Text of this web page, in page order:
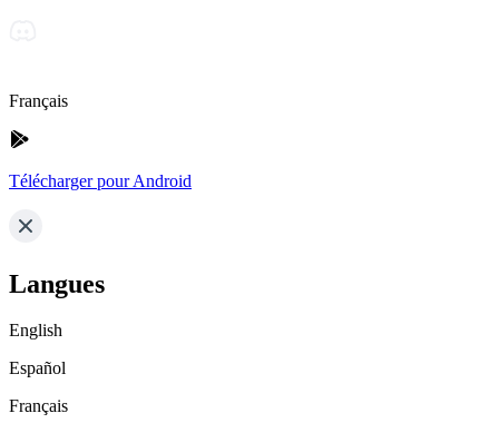
Français
Télécharger pour Android
Langues
English
Español
Français